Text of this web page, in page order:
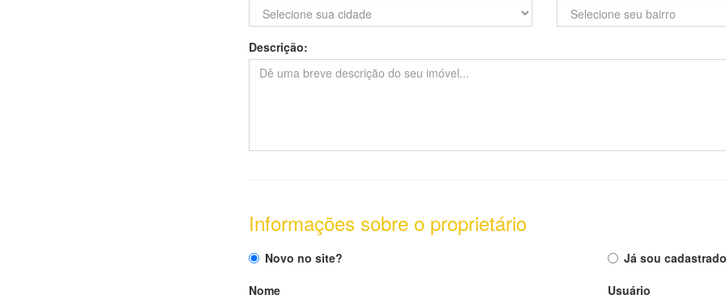
Descrição:
Informações sobre o proprietário
Novo no site?
Já sou
Nome
Usuário